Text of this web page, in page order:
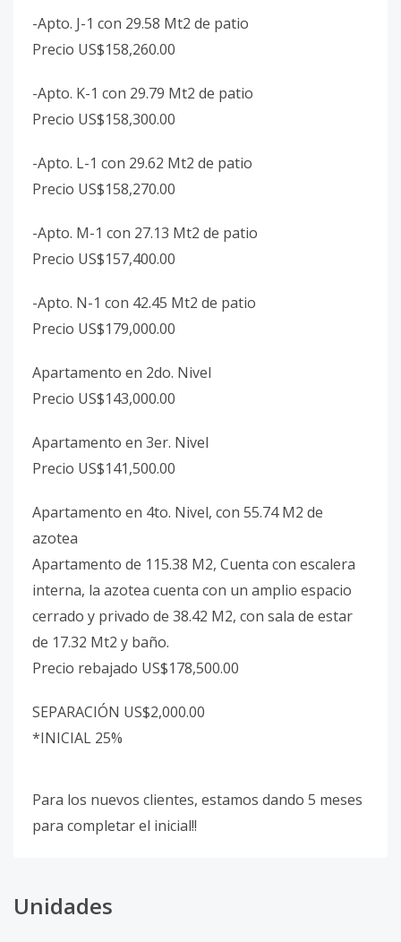
-Apto. J-1 con 29.58 Mt2 de patio
Precio US$158,260.00
-Apto. K-1 con 29.79 Mt2 de patio
Precio US$158,300.00
-Apto. L-1 con 29.62 Mt2 de patio
Precio US$158,270.00
-Apto. M-1 con 27.13 Mt2 de patio
Precio US$157,400.00
-Apto. N-1 con 42.45 Mt2 de patio
Precio US$179,000.00
Apartamento en 2do. Nivel
Precio US$143,000.00
Apartamento en 3er. Nivel
Precio US$141,500.00
Apartamento en 4to. Nivel, con 55.74 M2 de
azotea
Apartamento de 115.38 M2, Cuenta con escalera
interna, la azotea cuenta con un amplio espacio
cerrado y privado de 38.42 M2, con sala de estar
de 17.32 Mt2 y baño.
Precio rebajado US$178,500.00
SEPARACIÓN US$2,000.00
*INICIAL 25%
Para los nuevos clientes, estamos dando 5 meses
para completar el inicial!!
Unidades